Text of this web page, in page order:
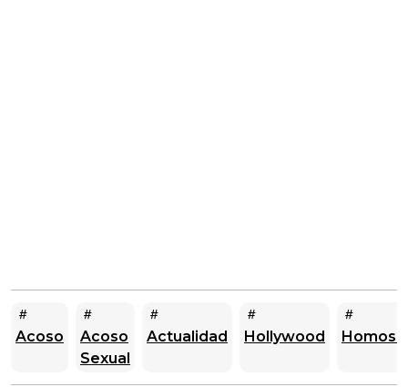
Acoso
Acoso
Sexual
Actualidad Hollywood